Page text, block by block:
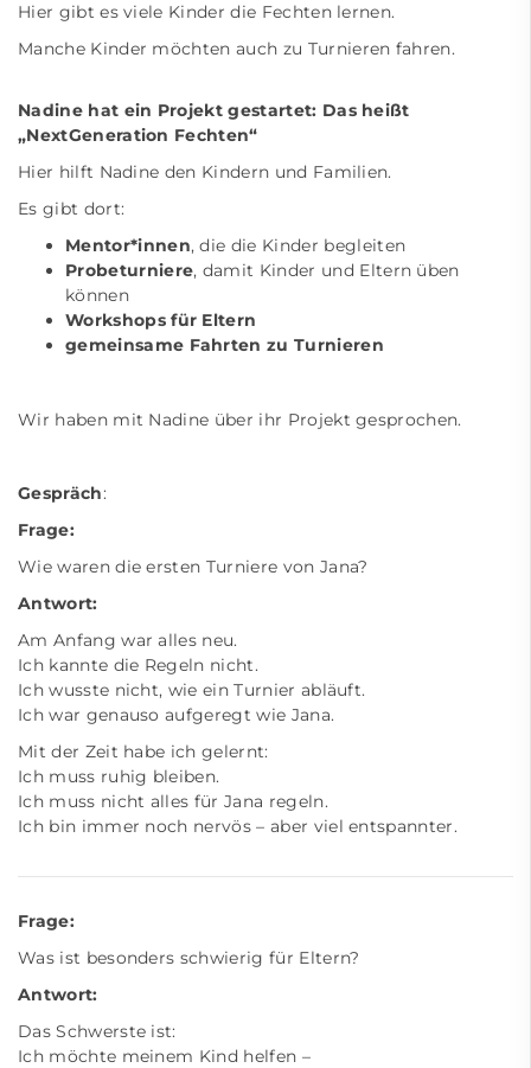
Hier gibt es viele Kinder die Fechten lernen.
Manche Kinder möchten auch zu Turnieren fahren.
Nadine hat ein Projekt gestartet: Das heißt
„NextGeneration Fechten“
Hier hilft Nadine den Kindern und Familien.
Es gibt dort:
Mentor*innen, die die Kinder begleiten
Probeturniere, damit Kinder und Eltern üben
können
Workshops für Eltern
gemeinsame Fahrten zu Turnieren
Wir haben mit Nadine über ihr Projekt gesprochen.
Gespräch:
Frage:
Wie waren die ersten Turniere von Jana?
Antwort:
Am Anfang war alles neu.
Ich kannte die Regeln nicht.
Ich wusste nicht, wie ein Turnier abläuft.
Ich war genauso aufgeregt wie Jana.
Mit der Zeit habe ich gelernt:
Ich muss ruhig bleiben.
Ich muss nicht alles für Jana regeln.
Ich bin immer noch nervös – aber viel entspannter.
Frage:
Was ist besonders schwierig für Eltern?
Antwort:
Das Schwerste ist:
Ich möchte meinem Kind helfen –